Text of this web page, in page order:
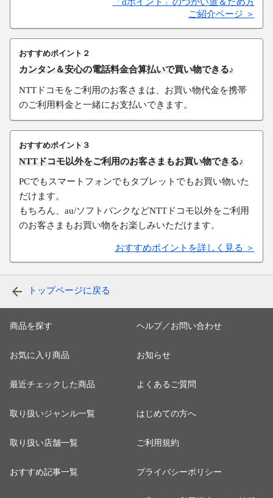
ご紹介ページ ＞
おすすめポイント２
カンタン＆安心の電話料金合算払いで買い物できる♪
NTTドコモをご利用のお客さまは、お買い物代金を携帯
のご利用料金と一緒にお支払いできます。
おすすめポイント３
NTTドコモ以外をご利用のお客さまもお買い物できる♪
PCでもスマートフォンでもタブレットでもお買い物いた
だけます。
もちろん、au/ソフトバンクなどNTTドコモ以外をご利用
のお客さまもお買い物をお楽しみいただけます。
おすすめポイントを詳しく見る ＞
トップページに戻る
商品を探す
お気に入り商品
最近チェックした商品
取り扱いジャンル一覧
取り扱い店舗一覧
おすすめ記事一覧
ヘルプ／お問い合わせ
お知らせ
よくあるご質問
はじめての方へ
ご利用規約
プライバシーポリシー